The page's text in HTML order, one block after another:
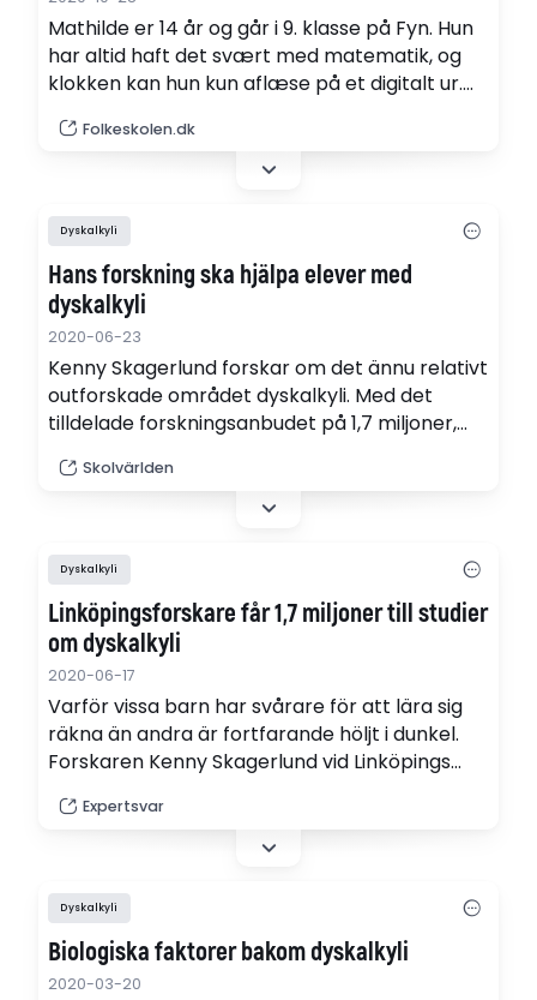
Mathilde er 14 år og går i 9. klasse på Fyn. Hun
har altid haft det svært med matematik, og
klokken kan hun kun aflæse på et digitalt ur.
Nyborg og deltager nu i et 10-ugers kursus i
matematik for talblinde.
Folkeskolen.dk
Dyskalkyli
Hans forskning ska hjälpa elever med
dyskalkyli
2020-06-23
Kenny Skagerlund forskar om det ännu relativt
outforskade området dyskalkyli. Med det
tilldelade forskningsanbudet på 1,7 miljoner,
forskningen ytterligare ett par steg framåt
och hitta verktyg för att underlätta för
Skolvärlden
Dyskalkyli
Linköpingsforskare får 1,7 miljoner till studier
om dyskalkyli
2020-06-17
Varför vissa barn har svårare för att lära sig
räkna än andra är fortfarande höljt i dunkel.
Forskaren Kenny Skagerlund vid Linköpings
så att fler kan få hjälp.
Expertsvar
Dyskalkyli
Biologiska faktorer bakom dyskalkyli
2020-03-20